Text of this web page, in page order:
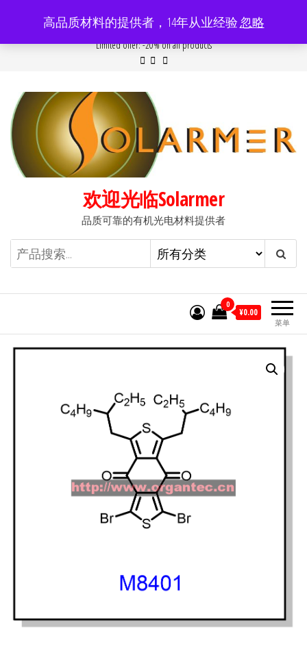
内
Popular searches:Women //Modern //New//Sale
Limited offer: -20% on all products
欢迎光临Solarmer
品质可靠的有机光电材料提供者
菜单
0
¥0.00
高品质材料的提供者，14年从业经验忽略